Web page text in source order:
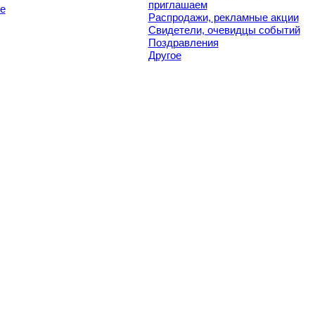
приглашаем
Распродажи, рекламные акции
Свидетели, очевидцы событий
Поздравления
Другое